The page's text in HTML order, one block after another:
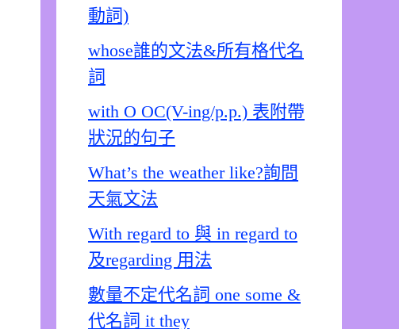
動詞)
whose誰的文法&所有格代名
詞
with O OC(V-ing/p.p.) 表附帶
狀況的句子
What’s the weather like?詢問
天氣文法
With regard to 與 in regard to
及regarding 用法
數量不定代名詞 one some &
代名詞 it they